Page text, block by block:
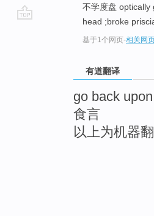
不学度盘 optically
head ;broke
基于1个网页-相关网
有道翻译
go back
食言
以上为机器